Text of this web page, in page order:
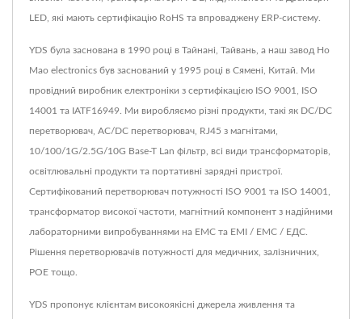
LED, які мають сертифікацію RoHS та впроваджену ERP-систему.
YDS була заснована в 1990 році в Тайнані, Тайвань, а наш завод Ho
Mao electronics був заснований у 1995 році в Сямені, Китай. Ми
провідний виробник електроніки з сертифікацією ISO 9001, ISO
14001 та IATF16949. Ми виробляємо різні продукти, такі як DC/DC
перетворювач, AC/DC перетворювач, RJ45 з магнітами,
10/100/1G/2.5G/10G Base-T Lan фільтр, всі види трансформаторів,
освітлювальні продукти та портативні зарядні пристрої.
Сертифікований перетворювач потужності ISO 9001 та ISO 14001,
трансформатор високої частоти, магнітний компонент з надійними
лабораторними випробуваннями на ЕМС та ЕМІ / ЕМС / ЕДС.
Рішення перетворювачів потужності для медичних, залізничних,
POE тощо.
YDS пропонує клієнтам високоякісні джерела живлення та